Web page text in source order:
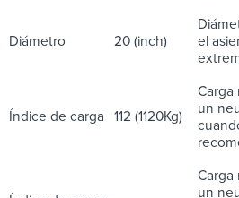
Diámetro 20 (inch)
el
Índice de carga 112 (1120Kg)
Carga
un
Carga
un